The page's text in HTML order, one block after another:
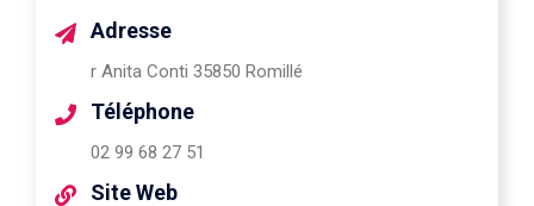
Adresse
r Anita Conti 35850 Romillé
Téléphone
02 99 68 27 51
Site Web